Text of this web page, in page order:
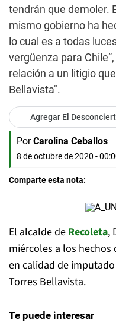
tendrán que demoler.
mismo gobierno ha
lo cual es a todas
vergüenza para
relación a un litigio
Bellavista".
Agregar El
Por Carolina Ceballos
8 de octubre de 2020 -
Comparte esta nota:
El alcalde deRecoleta,
miércoles a los hechos
en calidad de
Torres Bellavista.
Te puede interesar